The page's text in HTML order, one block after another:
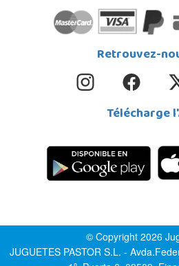
Retrouvez-
Télécharge
© Copyright 2026
JUGUETES PASTOR S.L. -